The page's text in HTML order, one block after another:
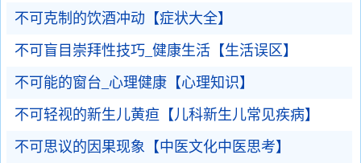
不可克制的饮酒冲动【症状大全】
不可盲目崇拜性技巧_健康生活【生活误区】
不可能的窗台_心理健康【心理知识】
不可轻视的新生儿黄疸【儿科新生儿常见疾病】
不可思议的因果现象【中医文化中医思考】